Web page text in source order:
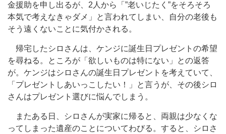
金援助を申し出るが、2人から「”老いじたく”をそろそろ
本気で考えなきゃダメ」と言われてしまい、自分の老後も
そう遠くないことに気付かされる。
帰宅したシロさんは、ケンジに誕生日プレゼントの希望
を尋ねる。ところが「欲しいものは特にない」との返答
が。ケンジはシロさんの誕生日プレゼントを考えていて、
「プレゼントしあいっこしたい！」と言うが、その後シロ
さんはプレゼント選びに悩んでしまう。
またある日、シロさんが実家に帰ると、両親は少なくな
ってしまった遺産のことについてわびる。すると、シロさ